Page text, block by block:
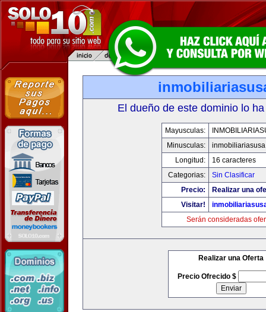
El dueño de este dominio lo
Mayusculas:
Minusculas:
Longitud:
16 caracteres
Categorias:
Sin Clasificar
Precio:
Realizar una
Visitar!
Serán consideradas
Realizar una Oferta
Precio Ofrecido $